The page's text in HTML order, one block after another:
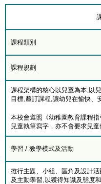
課程類別
課程規劃
課程架構的核心以兒童為本,以
目標,釐訂課程,讓幼兒在愉快、
本校會遵照《幼稚園教育課程
兒童執筆寫字，亦不會要求兒
學習 / 教學模式及活動
推行主題、小組、區角及設計
及主動學習,以獲得知識及態度